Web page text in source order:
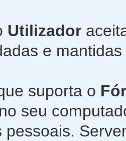
Utilizador
e
suporta o
seu
pessoais.